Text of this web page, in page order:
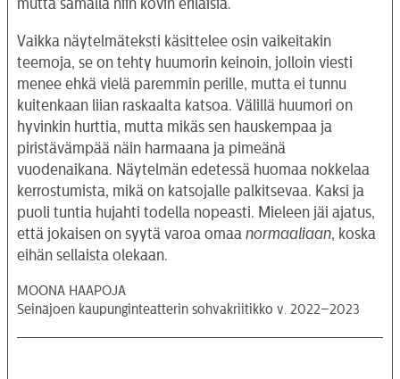
mutta samalla niin kovin erilaisia.
Vaikka näytelmäteksti käsittelee osin vaikeitakin
teemoja, se on tehty huumorin keinoin, jolloin viesti
menee ehkä vielä paremmin perille, mutta ei tunnu
kuitenkaan liian raskaalta katsoa. Välillä huumori on
hyvinkin hurttia, mutta mikäs sen hauskempaa ja
piristävämpää näin harmaana ja pimeänä
vuodenaikana. Näytelmän edetessä huomaa nokkelaa
kerrostumista, mikä on katsojalle palkitsevaa. Kaksi ja
puoli tuntia hujahti todella nopeasti. Mieleen jäi ajatus,
että jokaisen on syytä varoa omaa normaaliaan, koska
eihän sellaista olekaan.
MOONA HAAPOJA
Seinäjoen kaupunginteatterin sohvakriitikko v. 2022–2023